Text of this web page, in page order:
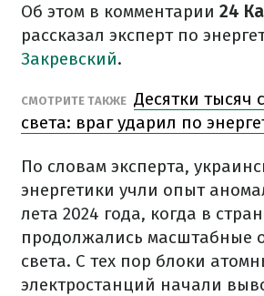
Об этом в комментарии 24
рассказал эксперт по
Закревский.
СМОТРИТЕ ТАКЖЕ Десятки тысяч
света: враг ударил по
По словам эксперта,
энергетики учли опыт
лета 2024 года, когда в
продолжались масштабные
света. С тех пор блоки
электростанций начали